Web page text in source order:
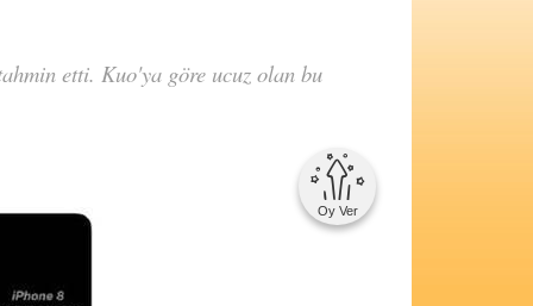
etti. Kuo'ya göre ucuz olan bu
Oy Ver